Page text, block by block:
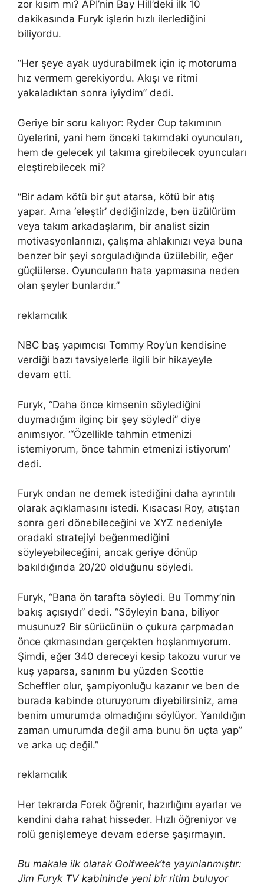
zor kısım mı? API’nin Bay Hill’deki ilk 10
dakikasında Furyk işlerin hızlı ilerlediğini
biliyordu.
“Her şeye ayak uydurabilmek için iç motoruma
hız vermem gerekiyordu. Akışı ve ritmi
yakaladıktan sonra iyiydim” dedi.
Geriye bir soru kalıyor: Ryder Cup takımının
üyelerini, yani hem önceki takımdaki oyuncuları,
hem de gelecek yıl takıma girebilecek oyuncuları
eleştirebilecek mi?
“Bir adam kötü bir şut atarsa, kötü bir atış
yapar. Ama ‘eleştir’ dediğinizde, ben üzülürüm
veya takım arkadaşlarım, bir analist sizin
motivasyonlarınızı, çalışma ahlakınızı veya buna
benzer bir şeyi sorguladığında üzülebilir, eğer
güçlülerse. Oyuncuların hata yapmasına neden
olan şeyler bunlardır.”
reklamcılık
NBC baş yapımcısı Tommy Roy’un kendisine
verdiği bazı tavsiyelerle ilgili bir hikayeyle
devam etti.
Furyk, “Daha önce kimsenin söylediğini
duymadığım ilginç bir şey söyledi” diye
anımsıyor. “‘Özellikle tahmin etmenizi
istemiyorum, önce tahmin etmenizi istiyorum’
dedi.
Furyk ondan ne demek istediğini daha ayrıntılı
olarak açıklamasını istedi. Kısacası Roy, atıştan
sonra geri dönebileceğini ve XYZ nedeniyle
oradaki stratejiyi beğenmediğini
söyleyebileceğini, ancak geriye dönüp
bakıldığında 20/20 olduğunu söyledi.
Furyk, “Bana ön tarafta söyledi. Bu Tommy’nin
bakış açısıydı” dedi. “Söyleyin bana, biliyor
musunuz? Bir sürücünün o çukura çarpmadan
önce çıkmasından gerçekten hoşlanmıyorum.
Şimdi, eğer 340 dereceyi kesip takozu vurur ve
kuş yaparsa, sanırım bu yüzden Scottie
Scheffler olur, şampiyonluğu kazanır ve ben de
burada kabinde oturuyorum diyebilirsiniz, ama
benim umurumda olmadığını söylüyor. Yanıldığın
zaman umurumda değil ama bunu ön uçta yap”
ve arka uç değil.”
reklamcılık
Her tekrarda Forek öğrenir, hazırlığını ayarlar ve
kendini daha rahat hisseder. Hızlı öğreniyor ve
rolü genişlemeye devam ederse şaşırmayın.
Bu makale ilk olarak Golfweek’te yayınlanmıştır:
Jim Furyk TV kabininde yeni bir ritim buluyor